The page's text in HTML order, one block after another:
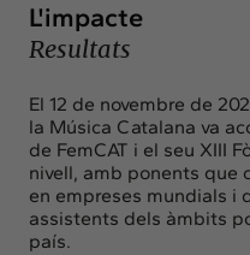
L'impacte
Resultats
El 12 de novembre de
la Música Catalana va
de FemCAT i el seu XIII
nivell, amb ponents que
en empreses mundials i
assistents dels àmbits
país.